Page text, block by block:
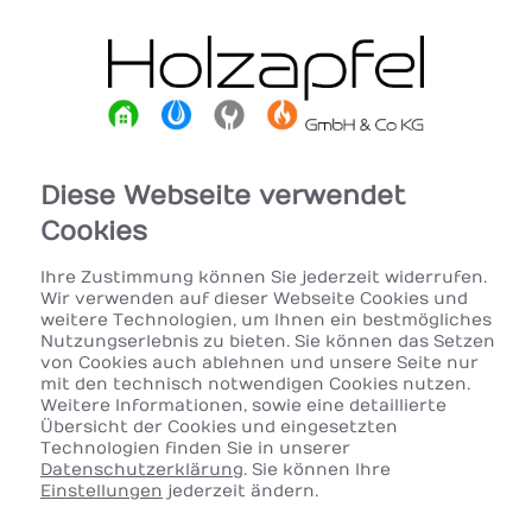
Ihr Partner für Öl- und
Diese Webseite verwendet
Cookies
Ihre Zustimmung können Sie jederzeit widerrufen.
Wir verwenden auf dieser Webseite Cookies und
weitere Technologien, um Ihnen ein bestmögliches
Nutzungserlebnis zu bieten. Sie können das Setzen
von Cookies auch ablehnen und unsere Seite nur
mit den technisch notwendigen Cookies nutzen.
Weitere Informationen, sowie eine detaillierte
Übersicht der Cookies und eingesetzten
Technologien finden Sie in unserer
Datenschutzerklärung. Sie können Ihre
Einstellungen jederzeit ändern.